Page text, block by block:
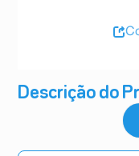
Descrição do